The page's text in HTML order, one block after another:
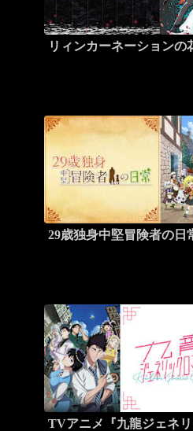
リィンカーネーションの
29歳独身中堅冒険者の日
TVアニメ『九龍ジェネ